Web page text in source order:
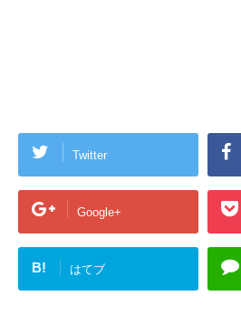
Twitter
Google+
B! はてブ